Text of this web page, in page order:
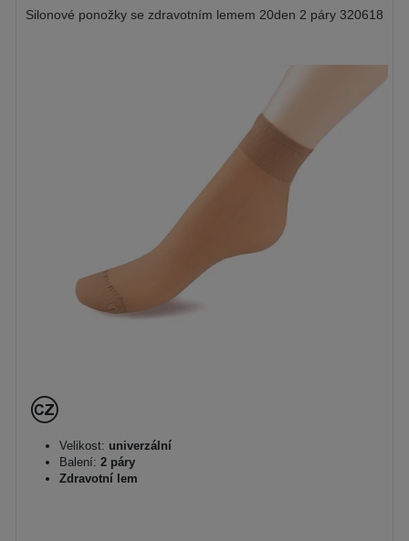
Silonové ponožky se zdravotním lemem 20den 2 páry 320618
Velikost: univerzální
Balení: 2 páry
Zdravotní lem